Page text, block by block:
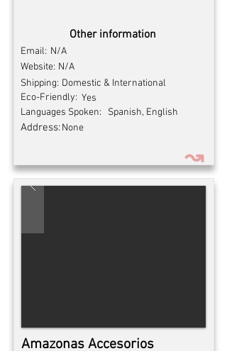
Other information
Email: N/A
Website: N/A
Domestic & International
Shipping:
Eco-Friendly: Yes
Spanish, English
Languages Spoken:
Address: None
↝
Amazonas Accesorios